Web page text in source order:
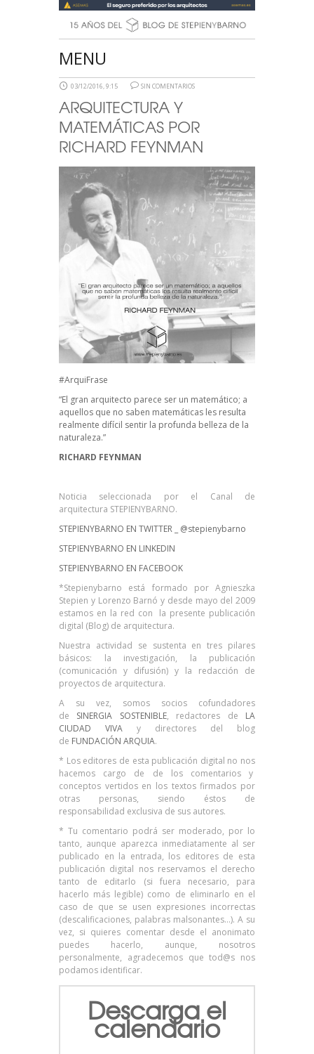
MENU
03/12/2016, 9:15 SIN COMENTARIOS
ARQUITECTURA Y
MATEMÁTICAS POR
RICHARD FEYNMAN
#ArquiFrase
“El gran arquitecto parece ser un matemático; a
aquellos que no saben matemáticas les resulta
realmente difícil sentir la profunda belleza de la
naturaleza.”
RICHARD FEYNMAN
Noticia seleccionada por el Canal de
arquitectura STEPIENYBARNO.
STEPIENYBARNO EN TWITTER _ @stepienybarno
STEPIENYBARNO EN LINKEDIN
STEPIENYBARNO EN FACEBOOK
*Stepienybarno está formado por Agnieszka
Stepien y Lorenzo Barnó y desde mayo del 2009
estamos en la red con la presente publicación
digital (Blog) de arquitectura.
Nuestra actividad se sustenta en tres pilares
básicos: la investigación, la publicación
(comunicación y difusión) y la redacción de
proyectos de arquitectura.
A su vez, somos socios cofundadores
de
SINERGIA SOSTENIBLE, redactores de
LA
CIUDAD VIVA
y directores del blog
de FUNDACIÓN ARQUIA.
* Los editores de esta publicación digital no nos
hacemos cargo de de los comentarios y
conceptos vertidos en los textos firmados por
otras personas, siendo éstos de
responsabilidad exclusiva de sus autores.
* Tu comentario podrá ser moderado, por lo
tanto, aunque aparezca inmediatamente al ser
publicado en la entrada, los editores de esta
publicación digital nos reservamos el derecho
tanto de editarlo (si fuera necesario, para
hacerlo más legible) como de eliminarlo en el
caso de que se usen expresiones incorrectas
(descalificaciones, palabras malsonantes…). A su
vez, si quieres comentar desde el anonimato
puedes hacerlo, aunque, nosotros
personalmente, agradecemos que tod@s nos
podamos identificar.
Descarga el
calendario